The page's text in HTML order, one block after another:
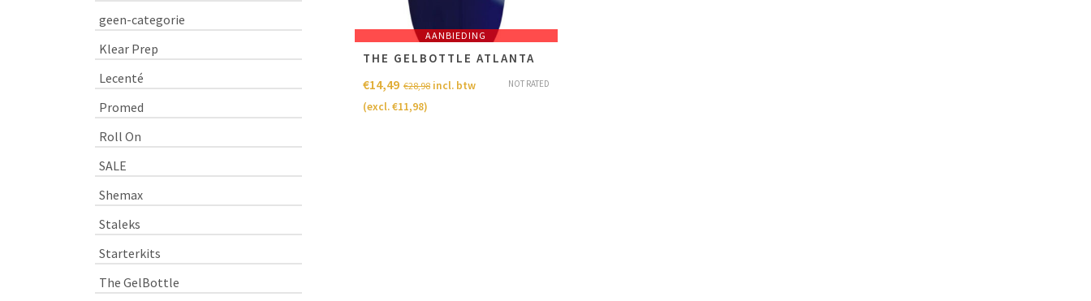
AANBIEDING
THE GELBOTTLE ATLANTA
NOT RATED
€28,98
€14,49
incl. btw
(excl.€11,98)
geen-categorie
Klear Prep
Lecenté
Promed
Roll On
SALE
Shemax
Staleks
Starterkits
The GelBottle